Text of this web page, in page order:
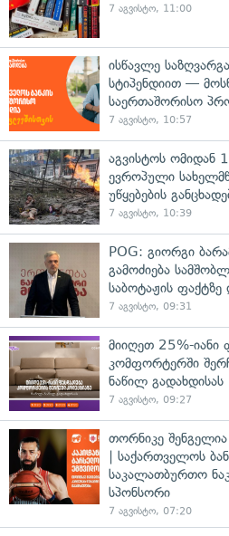
7 აგვისტო, 11:00
ისწავლე
სტიპენდიით —
საერთაშორისო
7 აგვისტო, 10:57
აგვისტოს ომიდან
ევროპული
უწყებების
7 აგვისტო, 10:39
POG: გიორგი
გამოძიება
საბოტაჟის ფაქტზე
7 აგვისტო, 09:31
მიიღეთ 25%-იანი
კომფორტერში
ნაწილ გადახდისას
7 აგვისტო, 09:27
თორნიკე
| საქართველოს
საკალათბურთო
სპონსორი
7 აგვისტო, 07:20